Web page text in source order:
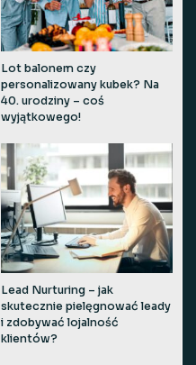
Lot balonem czy
personalizowany kubek? Na
40. urodziny – coś
wyjątkowego!
Lead Nurturing – jak
skutecznie pielęgnować leady
i zdobywać lojalność
klientów?